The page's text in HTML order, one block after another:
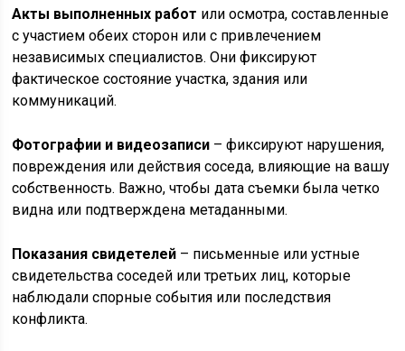
Акты выполненных работ или осмотра, составленные
с участием обеих сторон или с привлечением
независимых специалистов. Они фиксируют
фактическое состояние участка, здания или
коммуникаций.
Фотографии и видеозаписи – фиксируют нарушения,
повреждения или действия соседа, влияющие на вашу
собственность. Важно, чтобы дата съемки была четко
видна или подтверждена метаданными.
Показания свидетелей – письменные или устные
свидетельства соседей или третьих лиц, которые
наблюдали спорные события или последствия
конфликта.